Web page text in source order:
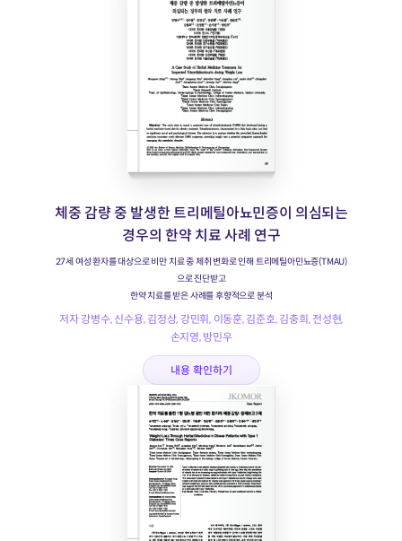
체중 감량 중 발생한 트리메틸아뇨민증이 의심되는
경우의 한약 치료 사례 연구
27세 여성 환자를 대상으로 비만 치료 중 체취 변화로 인해 트리메틸아민뇨증(TMAU)
으로 진단받고
한약 치료를 받은 사례를 후향적으로 분석
저자 강병수, 신수용, 김정상, 강민휘, 이동훈, 김준호, 김충희, 전성현,
손지영, 방민우
내용 확인하기